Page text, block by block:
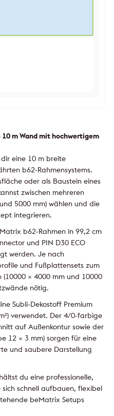
m Wand mit hochwertigem
eine 10 m breite
b62-Rahmensystems.
oder als Baustein eines
zwischen mehreren
5000 mm) wählen und die
integrieren.
b62-Rahmen in 99,2 cm
und PIN D30 ECO
werden. Je nach
und Fußplattensets zum
× 4000 mm und 10000
nötig.
Subli-Dekostoff Premium
verwendet. Der 4/0-farbige
auf Außenkontur sowie der
12 × 3 mm) sorgen für eine
und saubere Darstellung
du eine professionelle,
schnell aufbauen, flexibel
beMatrix Setups